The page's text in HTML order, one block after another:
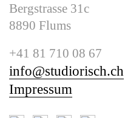
Bergstrasse 31c
8890 Flums
+41 81 710 08 67
info@studiorisch.ch
Impressum